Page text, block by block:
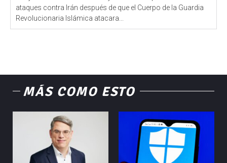
ataques contra Irán después de que el Cuerpo de la Guardia
Revolucionaria Islámica atacara...
MÁS COMO ESTO